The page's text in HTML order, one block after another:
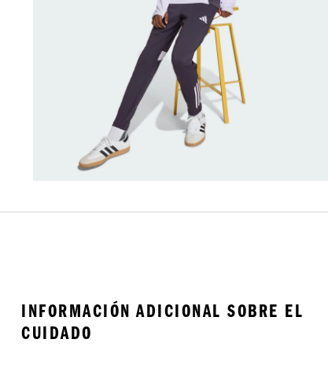
INFORMACIÓN ADICIONAL SOBRE EL
CUIDADO